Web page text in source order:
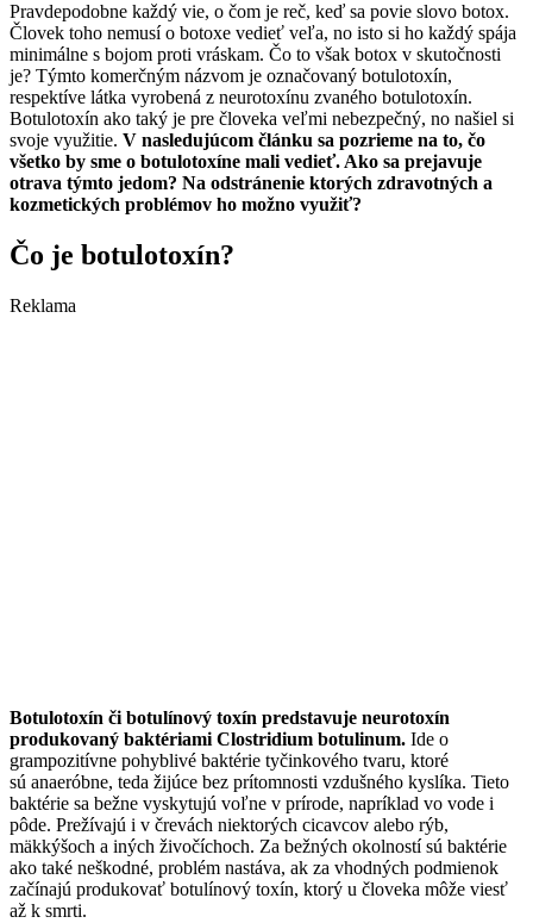
Pravdepodobne každý vie, o čom je reč, keď sa povie slovo botox.
Človek toho nemusí o botoxe vedieť veľa, no isto si ho každý spája
minimálne s bojom proti vráskam. Čo to však botox v skutočnosti
je? Týmto komerčným názvom je označovaný botulotoxín,
respektíve látka vyrobená z neurotoxínu zvaného botulotoxín.
Botulotoxín ako taký je pre človeka veľmi nebezpečný, no našiel si
svoje využitie. V nasledujúcom článku sa pozrieme na to, čo
všetko by sme o botulotoxíne mali vedieť. Ako sa prejavuje
otrava týmto jedom? Na odstránenie ktorých zdravotných a
kozmetických problémov ho možno využiť?
Čo je botulotoxín?
Reklama
Botulotoxín či botulínový toxín predstavuje neurotoxín
produkovaný baktériami Clostridium botulinum. Ide o
grampozitívne pohyblivé baktérie tyčinkového tvaru, ktoré
sú anaeróbne, teda žijúce bez prítomnosti vzdušného kyslíka. Tieto
baktérie sa bežne vyskytujú voľne v prírode, napríklad vo vode i
pôde. Prežívajú i v črevách niektorých cicavcov alebo rýb,
mäkkýšoch a iných živočíchoch. Za bežných okolností sú baktérie
ako také neškodné, problém nastáva, ak za vhodných podmienok
začínajú produkovať botulínový toxín, ktorý u človeka môže viesť
až k smrti.